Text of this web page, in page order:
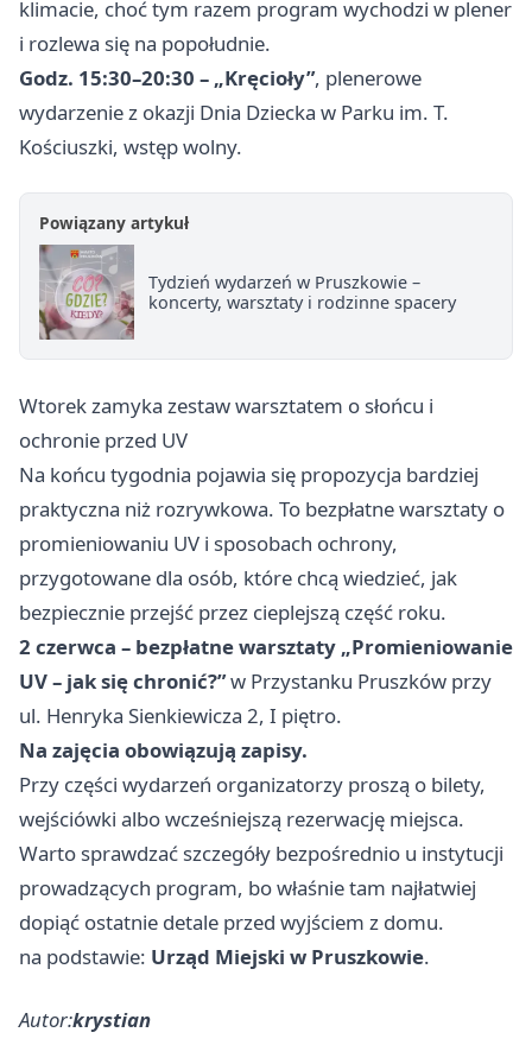
klimacie, choć tym razem program wychodzi w plener
i rozlewa się na popołudnie.
Godz. 15:30–20:30 – „Kręcioły”, plenerowe
wydarzenie z okazji Dnia Dziecka w Parku im. T.
Kościuszki, wstęp wolny.
Powiązany artykuł
Tydzień wydarzeń w Pruszkowie –
koncerty, warsztaty i rodzinne spacery
Wtorek zamyka zestaw warsztatem o słońcu i
ochronie przed UV
Na końcu tygodnia pojawia się propozycja bardziej
praktyczna niż rozrywkowa. To bezpłatne warsztaty o
promieniowaniu UV i sposobach ochrony,
przygotowane dla osób, które chcą wiedzieć, jak
bezpiecznie przejść przez cieplejszą część roku.
2 czerwca – bezpłatne warsztaty „Promieniowanie
UV – jak się chronić?”w Przystanku Pruszków przy
ul. Henryka Sienkiewicza 2, I piętro.
Na zajęcia obowiązują zapisy.
Przy części wydarzeń organizatorzy proszą o bilety,
wejściówki albo wcześniejszą rezerwację miejsca.
Warto sprawdzać szczegóły bezpośrednio u instytucji
prowadzących program, bo właśnie tam najłatwiej
dopiąć ostatnie detale przed wyjściem z domu.
na podstawie: Urząd Miejski w Pruszkowie.
Autor:krystian